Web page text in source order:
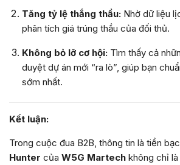
Tăng tỷ lệ thắng thầu:Nhờ dữ liệu
phân tích giá trúng thầu của đối thủ.
Không bỏ lỡ cơ hội:Tìm thấy cả
duyệt dự án mới “ra lò”, giúp bạn
sớm nhất.
Kết luận:
Trong cuộc đua B2B, thông tin là tiền
Hunter của W5G Martech không chỉ